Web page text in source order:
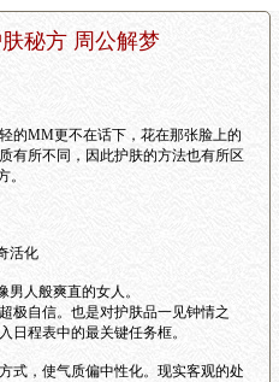
秘方 周公解梦
的MM更不在话下，花在那张脸上的
有所不同，因此护肤的方法也有所区
。
活化
人般爽直的女人。
自信。也是对护肤品一见钟情之
日程表中的最关键任务框。
，使气质偏中性化。现实客观的处